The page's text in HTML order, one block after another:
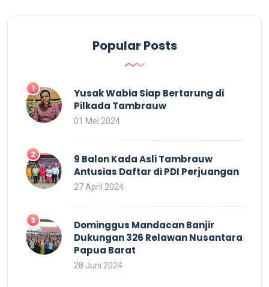
Popular Posts
Yusak Wabia Siap Bertarung di
Pilkada Tambrauw
01 Mei 2024
9 Balon Kada Asli Tambrauw
Antusias Daftar di PDI Perjuangan
27 April 2024
Dominggus Mandacan Banjir
Dukungan 326 Relawan Nusantara
Papua Barat
28 Juni 2024